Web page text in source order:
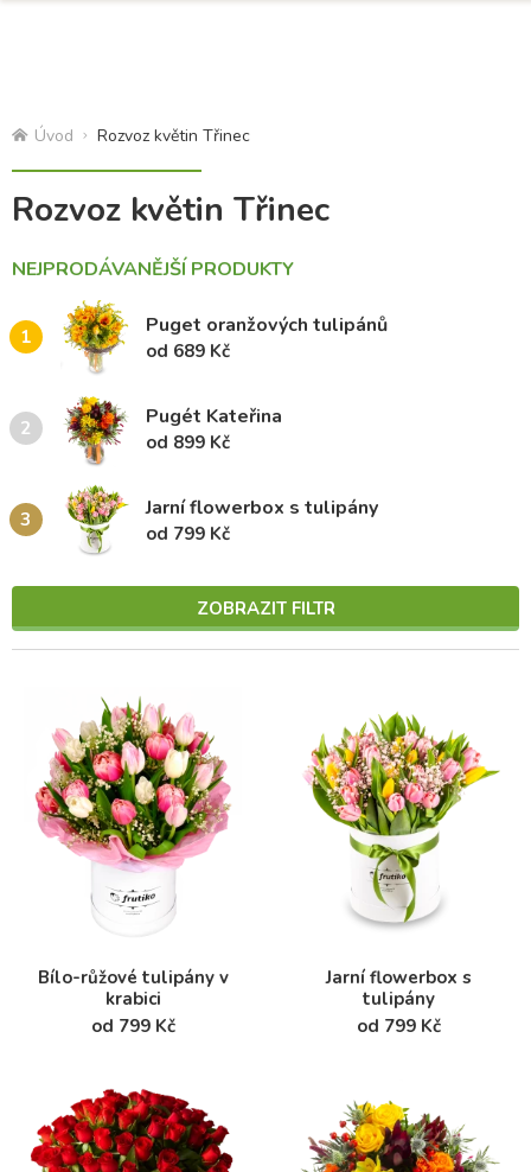
Úvod Rozvoz květin Třinec
Rozvoz květin Třinec
NEJPRODÁVANĚJŠÍ PRODUKTY
1 Puget oranžových tulipánů
od 689 Kč
2 Pugét Kateřina
od 899 Kč
3 Jarní flowerbox s tulipány
od 799 Kč
ZOBRAZIT FILTR
Bílo-růžové tulipány v
krabici
od 799 Kč
Jarní flowerbox s
tulipány
od 799 Kč